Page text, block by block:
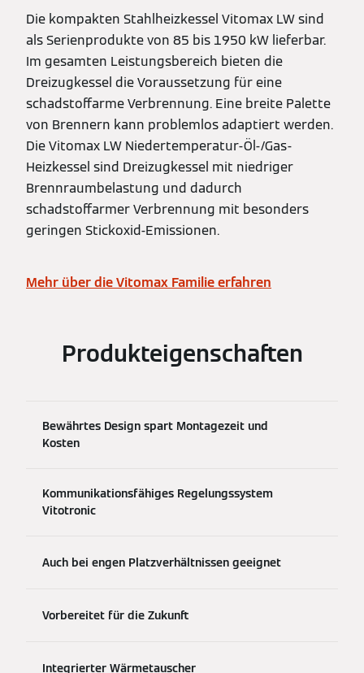
Die kompakten Stahlheizkessel Vitomax LW sind
als Serienprodukte von 85 bis 1950 kW lieferbar.
Im gesamten Leistungsbereich bieten die
Dreizugkessel die Voraussetzung für eine
schadstoffarme Verbrennung. Eine breite Palette
von Brennern kann problemlos adaptiert werden.
Die Vitomax LW Niedertemperatur-Öl-/Gas-
Heizkessel sind Dreizugkessel mit niedriger
Brennraumbelastung und dadurch
schadstoffarmer Verbrennung mit besonders
geringen Stickoxid-Emissionen.
Mehr über die Vitomax Familie erfahren
Produkteigenschaften
Bewährtes Design spart Montagezeit und
Kosten
Kommunikationsfähiges Regelungssystem
Vitotronic
Auch bei engen Platzverhältnissen geeignet
Vorbereitet für die Zukunft
Integrierter Wärmetauscher